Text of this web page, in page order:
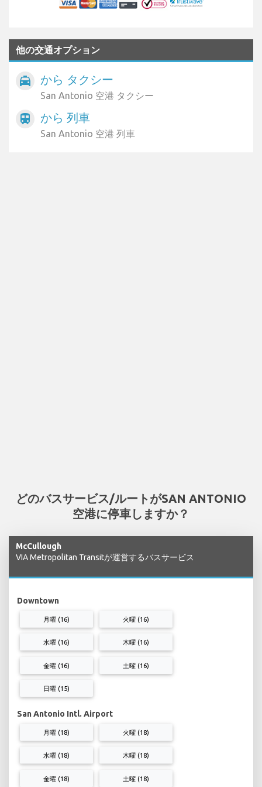
他の交通オプション
local_taxi から タクシー
San Antonio 空港 タクシー
train から 列車
San Antonio 空港 列車
どのバスサービス/ルートがSAN ANTONIO
空港に停車しますか？
McCullough
VIA Metropolitan Transitが運営するバスサービス
Downtown
月曜 (16) 火曜 (16)
水曜 (16) 木曜 (16)
金曜 (16) 土曜 (16)
日曜 (15)
San Antonio Intl. Airport
月曜 (18) 火曜 (18)
水曜 (18) 木曜 (18)
金曜 (18) 土曜 (18)